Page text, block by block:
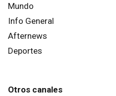
Mundo
Info General
Afternews
Deportes
Otros canales